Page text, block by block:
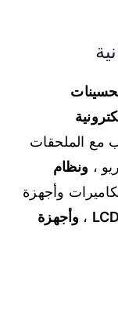
مع الملحقات
، ونظام
وأجهزة
، وأجهزة